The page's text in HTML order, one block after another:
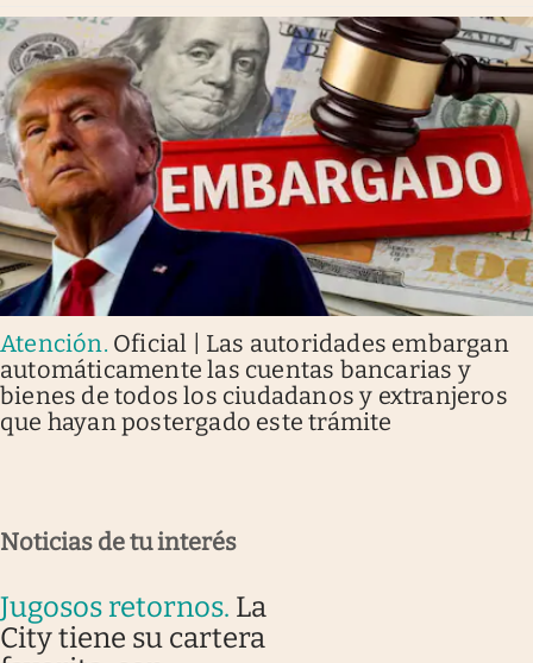
Atención. Oficial | Las autoridades embargan
automáticamente las cuentas bancarias y
bienes de todos los ciudadanos y extranjeros
que hayan postergado este trámite
Noticias de tu interés
Jugosos retornos. La
City tiene su cartera